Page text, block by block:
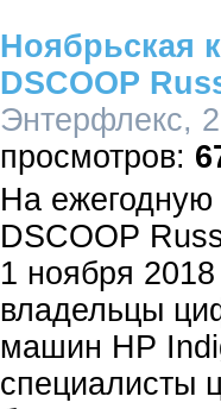
Ноябрьская
DSCOOP
Энтерфлекс,
На
DSCOOP
1 ноября
владельцы
машин HP
специалисты